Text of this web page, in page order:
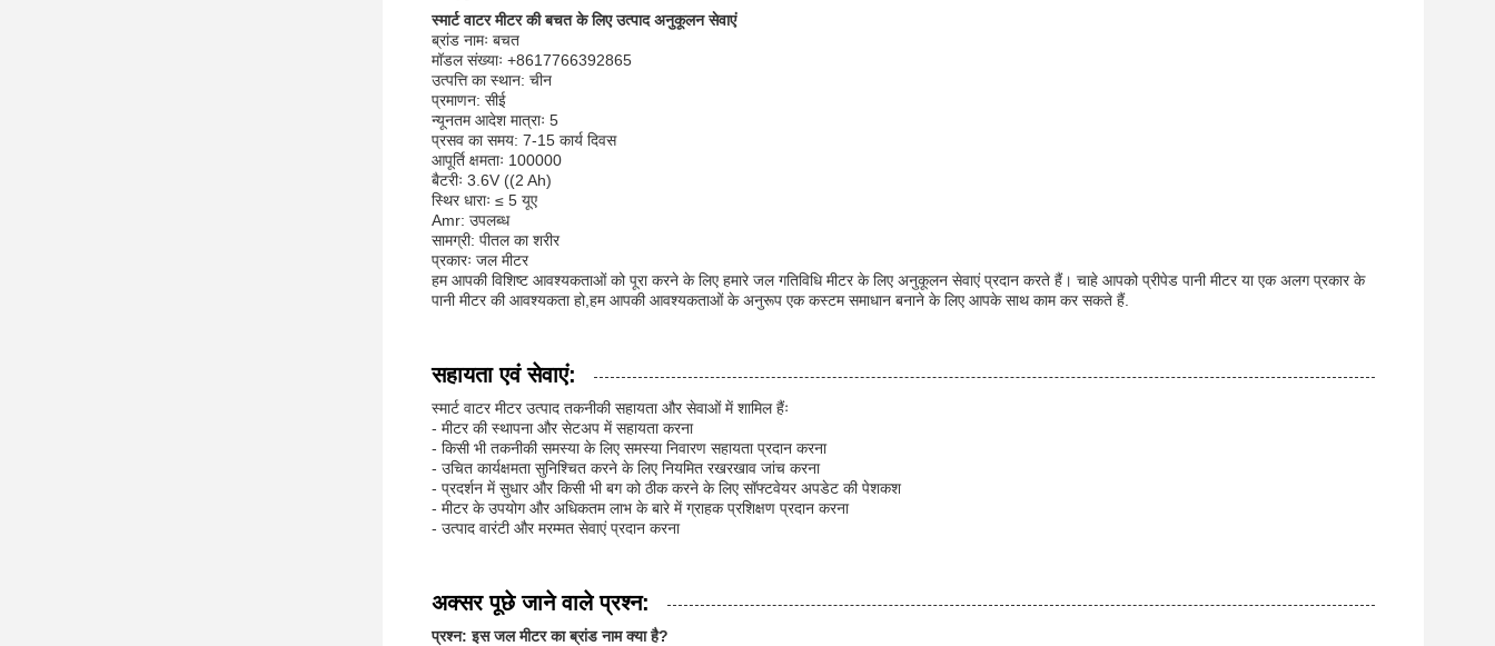
स्मार्ट वाटर मीटर की बचत के लिए उत्पाद अनुकूलन सेवाएं
ब्रांड नामः बचत
मॉडल संख्याः +8617766392865
उत्पत्ति का स्थान: चीन
प्रमाणन: सीई
न्यूनतम आदेश मात्राः 5
प्रसव का समय: 7-15 कार्य दिवस
आपूर्ति क्षमताः 100000
बैटरीः 3.6V ((2 Ah)
स्थिर धाराः ≤ 5 यूए
Amr: उपलब्ध
सामग्री: पीतल का शरीर
प्रकारः जल मीटर
हम आपकी विशिष्ट आवश्यकताओं को पूरा करने के लिए हमारे जल गतिविधि मीटर के लिए अनुकूलन सेवाएं प्रदान करते हैं। चाहे आपको प्रीपेड पानी मीटर या एक अलग प्रकार के
पानी मीटर की आवश्यकता हो,हम आपकी आवश्यकताओं के अनुरूप एक कस्टम समाधान बनाने के लिए आपके साथ काम कर सकते हैं.
सहायता एवं सेवाएं:
स्मार्ट वाटर मीटर उत्पाद तकनीकी सहायता और सेवाओं में शामिल हैंः
- मीटर की स्थापना और सेटअप में सहायता करना
- किसी भी तकनीकी समस्या के लिए समस्या निवारण सहायता प्रदान करना
- उचित कार्यक्षमता सुनिश्चित करने के लिए नियमित रखरखाव जांच करना
- प्रदर्शन में सुधार और किसी भी बग को ठीक करने के लिए सॉफ्टवेयर अपडेट की पेशकश
- मीटर के उपयोग और अधिकतम लाभ के बारे में ग्राहक प्रशिक्षण प्रदान करना
- उत्पाद वारंटी और मरम्मत सेवाएं प्रदान करना
अक्सर पूछे जाने वाले प्रश्न:
प्रश्न: इस जल मीटर का ब्रांड नाम क्या है?